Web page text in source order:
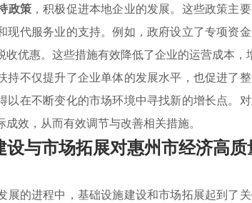
政策，积极促进本地企业的发展。这些政策主
现代服务业的支持。例如，政府设立了专项资
优惠。这些措施有效降低了企业的运营成本，
持不仅提升了企业单体的发展水平，也促进了
以在不断变化的市场环境中寻找新的增长点。
效，从而有效调节与改善相关措施。
设与市场拓展对惠州市经济高
展的进程中，基础设施建设和市场拓展起到了